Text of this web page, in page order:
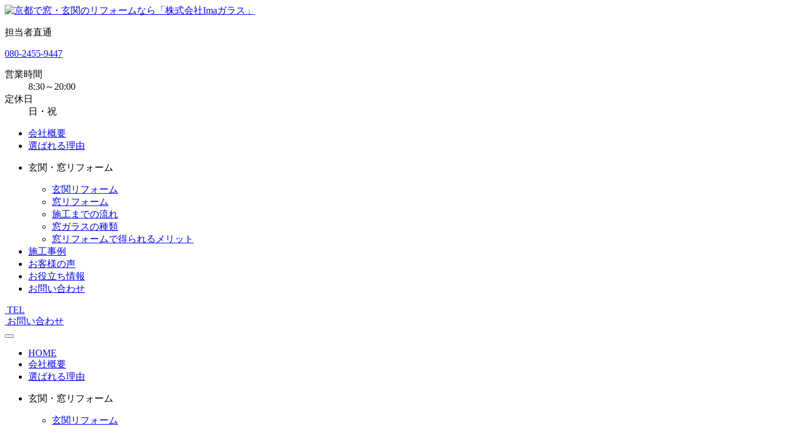
担当者直通
080-2455-9447
営業時間
8:30～20:00
定休日
日・祝
会社概要
選ばれる理由
玄関・窓リフォーム
玄関リフォーム
窓リフォーム
施工までの流れ
窓ガラスの種類
窓リフォームで得られるメリット
施工事例
お客様の声
お役立ち情報
お問い合わせ
TEL
お問い合わせ
HOME
会社概要
選ばれる理由
玄関・窓リフォーム
玄関リフォーム